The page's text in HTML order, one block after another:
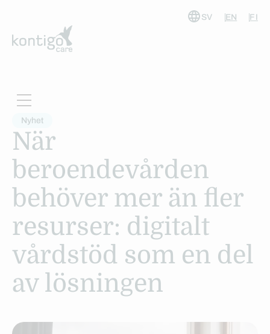
innehåll
SV EN FI
Nyhet
När
beroendevården
behöver mer än fler
resurser: digitalt
vårdstöd som en del
av lösningen